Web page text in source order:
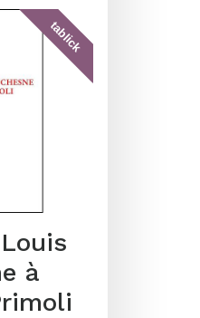
tablick
à